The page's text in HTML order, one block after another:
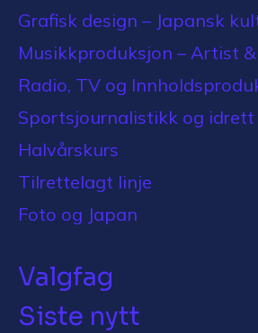
Grafisk design – Japansk
Musikkproduksjon – Artist
Radio, TV og
Sportsjournalistikk og idrett
Halvårskurs
Tilrettelagt linje
Foto og Japan
Valgfag
Siste nytt